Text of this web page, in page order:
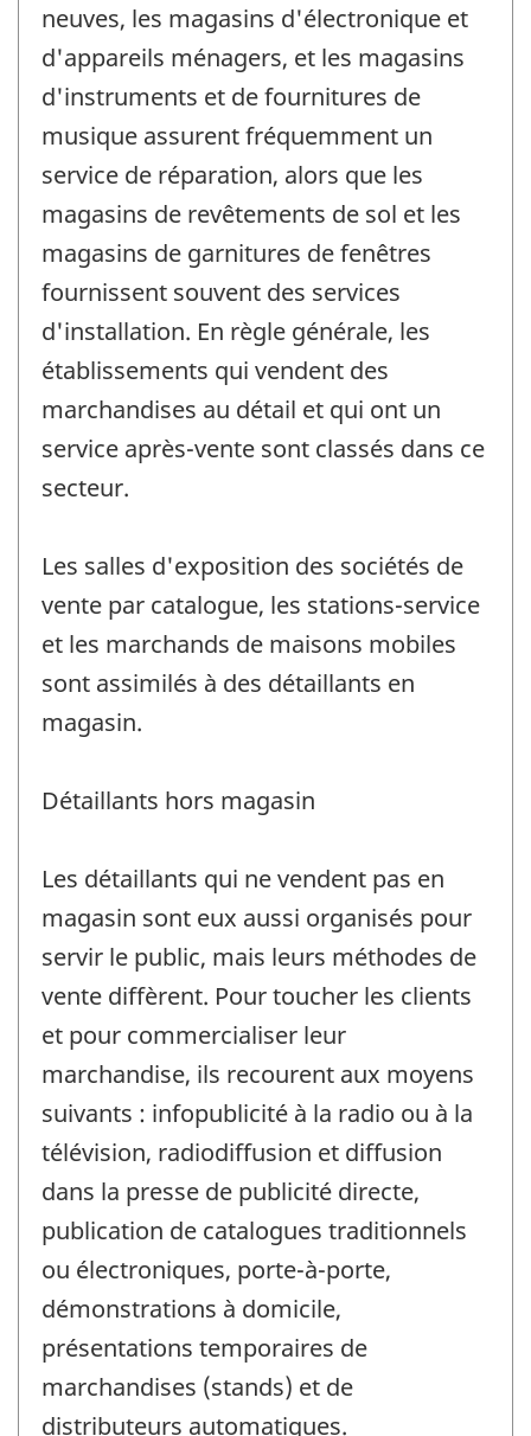
neuves, les magasins d'électronique et
d'appareils ménagers, et les magasins
d'instruments et de fournitures de
musique assurent fréquemment un
service de réparation, alors que les
magasins de revêtements de sol et les
magasins de garnitures de fenêtres
fournissent souvent des services
d'installation. En règle générale, les
établissements qui vendent des
marchandises au détail et qui ont un
service après-vente sont classés dans ce
secteur.
Les salles d'exposition des sociétés de
vente par catalogue, les stations-service
et les marchands de maisons mobiles
sont assimilés à des détaillants en
magasin.
Détaillants hors magasin
Les détaillants qui ne vendent pas en
magasin sont eux aussi organisés pour
servir le public, mais leurs méthodes de
vente diffèrent. Pour toucher les clients
et pour commercialiser leur
marchandise, ils recourent aux moyens
suivants : infopublicité à la radio ou à la
télévision, radiodiffusion et diffusion
dans la presse de publicité directe,
publication de catalogues traditionnels
ou électroniques, porte-à-porte,
démonstrations à domicile,
présentations temporaires de
marchandises (stands) et de
distributeurs automatiques.